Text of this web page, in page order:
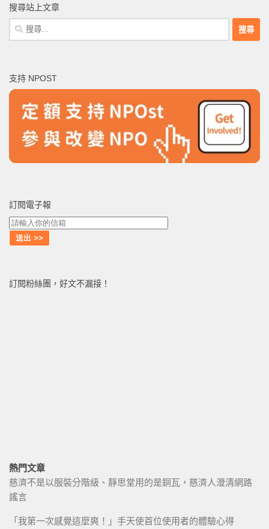
搜尋站上文章
搜
尋
字:
支持 NPOST
訂閱電子報
訂閱粉絲團，好文不漏接！
熱門文章
慈濟不是以服裝分階級、靜思堂用的是銅瓦，慈濟人澄清網路
謠言
「我第一次感覺這麼爽！」手天使首位使用者的體驗心得